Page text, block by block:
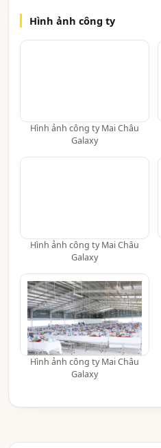
Hình ảnh công ty
Hình ảnh công ty Mai Châu
Galaxy
Hình ảnh công ty Mai Châu
Galaxy
Hình ảnh công ty Mai Châu
Galaxy